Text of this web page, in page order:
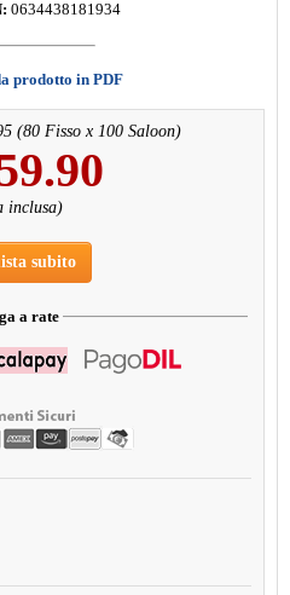
0634438181934
prodotto in PDF
(80 Fisso x 100 Saloon)
inclusa)
subito
a rate